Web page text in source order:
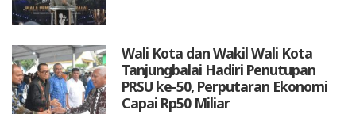
Wali Kota dan Wakil Wali Kota
Tanjungbalai Hadiri Penutupan
PRSU ke-50, Perputaran Ekonomi
Capai Rp50 Miliar